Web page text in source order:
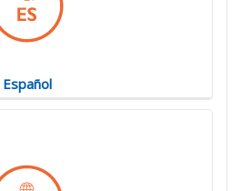
Español